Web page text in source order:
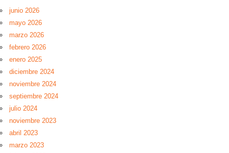
junio 2026
mayo 2026
marzo 2026
febrero 2026
enero 2025
diciembre 2024
noviembre 2024
septiembre 2024
julio 2024
noviembre 2023
abril 2023
marzo 2023